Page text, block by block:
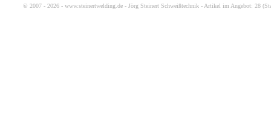
© 2007 - 2026 - www.steinertwelding.de - Jörg Steinert Schweißtechnik - Artikel im Angebot: 28